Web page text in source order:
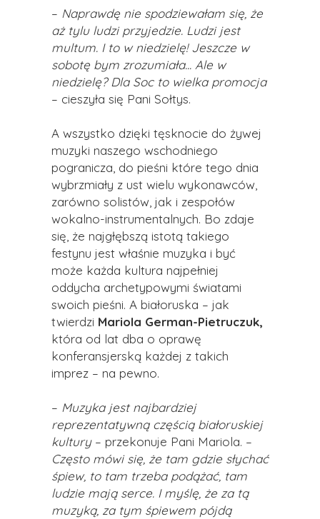
– Naprawdę nie spodziewałam się, że
aż tylu ludzi przyjedzie. Ludzi jest
multum. I to w niedzielę! Jeszcze w
sobotę bym zrozumiała... Ale w
niedzielę? Dla Soc to wielka promocja
– cieszyła się Pani Sołtys.
A wszystko dzięki tęsknocie do żywej
muzyki naszego wschodniego
pogranicza, do pieśni które tego dnia
wybrzmiały z ust wielu wykonawców,
zarówno solistów, jak i zespołów
wokalno-instrumentalnych. Bo zdaje
się, że najgłębszą istotą takiego
festynu jest właśnie muzyka i być
może każda kultura najpełniej
oddycha archetypowymi światami
swoich pieśni. A białoruska – jak
twierdzi Mariola German-Pietruczuk,
która od lat dba o oprawę
konferansjerską każdej z takich
imprez – na pewno.
– Muzyka jest najbardziej
reprezentatywną częścią białoruskiej
kultury– przekonuje Pani Mariola. –
Często mówi się, że tam gdzie słychać
śpiew, to tam trzeba podążać, tam
ludzie mają serce. I myślę, że za tą
muzyką, za tym śpiewem pójdą